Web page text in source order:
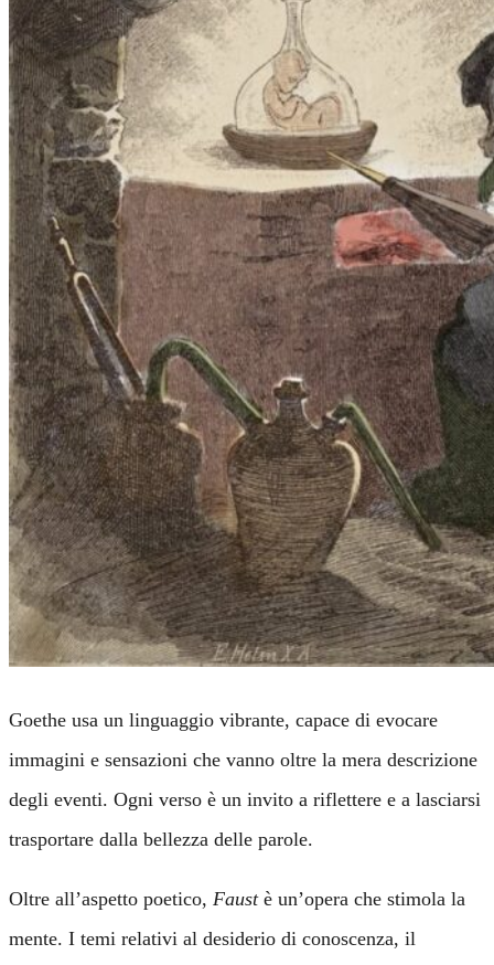
Goethe usa un linguaggio vibrante, capace di evocare
immagini e sensazioni che vanno oltre la mera descrizione
degli eventi. Ogni verso è un invito a riflettere e a lasciarsi
trasportare dalla bellezza delle parole.
Oltre all’aspetto poetico, Faustè un’opera che stimola la
mente. I temi relativi al desiderio di conoscenza, il